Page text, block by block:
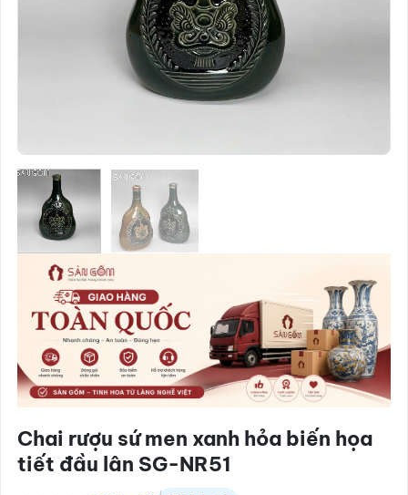
Chai rượu sứ men xanh hỏa biến họa
tiết đầu lân SG-NR51